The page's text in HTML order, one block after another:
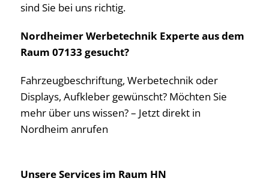
sind Sie bei uns richtig.
Nordheimer Werbetechnik Experte aus dem
Raum 07133 gesucht?
Fahrzeugbeschriftung, Werbetechnik oder
Displays, Aufkleber gewünscht? Möchten Sie
mehr über uns wissen? – Jetzt direkt in
Nordheim anrufen
Unsere Services im Raum HN